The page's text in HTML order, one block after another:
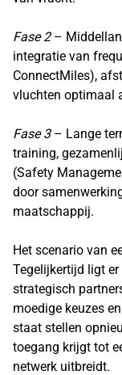
Fase 2–
integratie van
ConnectMiles),
vluchten optimaal
Fase 3– Lange
training,
(Safety
door
maatschappij.
Het scenario van
Tegelijkertijd ligt
strategisch
moedige keuzes
staat stellen
toegang krijgt tot
netwerk uitbreidt.